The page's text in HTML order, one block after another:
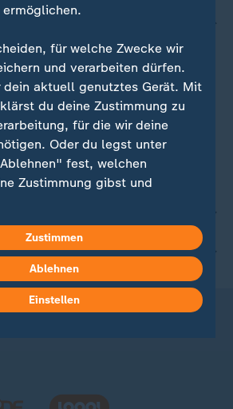
Videos
für welche Zwecke wir
und verarbeiten dürfen.
aktuell genutztes Gerät. Mit
du deine Zustimmung zu
für die wir deine
Oder du legst unter
fest, welchen
Zustimmung gibst und
widerrufen oder ändern.
Impressum.
findest du in unserer
Zustimmen
Ablehnen
Einstellen